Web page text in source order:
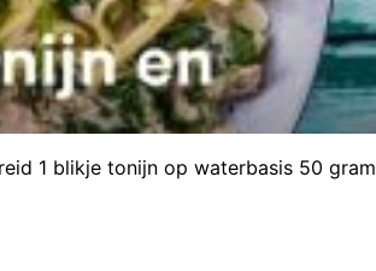
1 blikje tonijn op waterbasis 50 gram